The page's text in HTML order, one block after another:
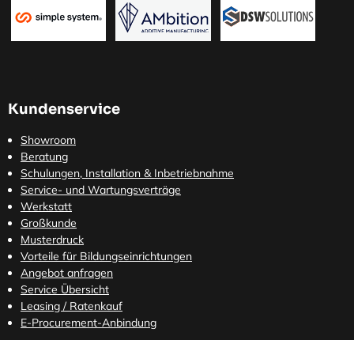
Kundenservice
Showroom
Beratung
Schulungen, Installation & Inbetriebnahme
Service- und Wartungsverträge
Werkstatt
Großkunde
Musterdruck
Vorteile für Bildungseinrichtungen
Angebot anfragen
Service Übersicht
Leasing / Ratenkauf
E-Procurement-Anbindung